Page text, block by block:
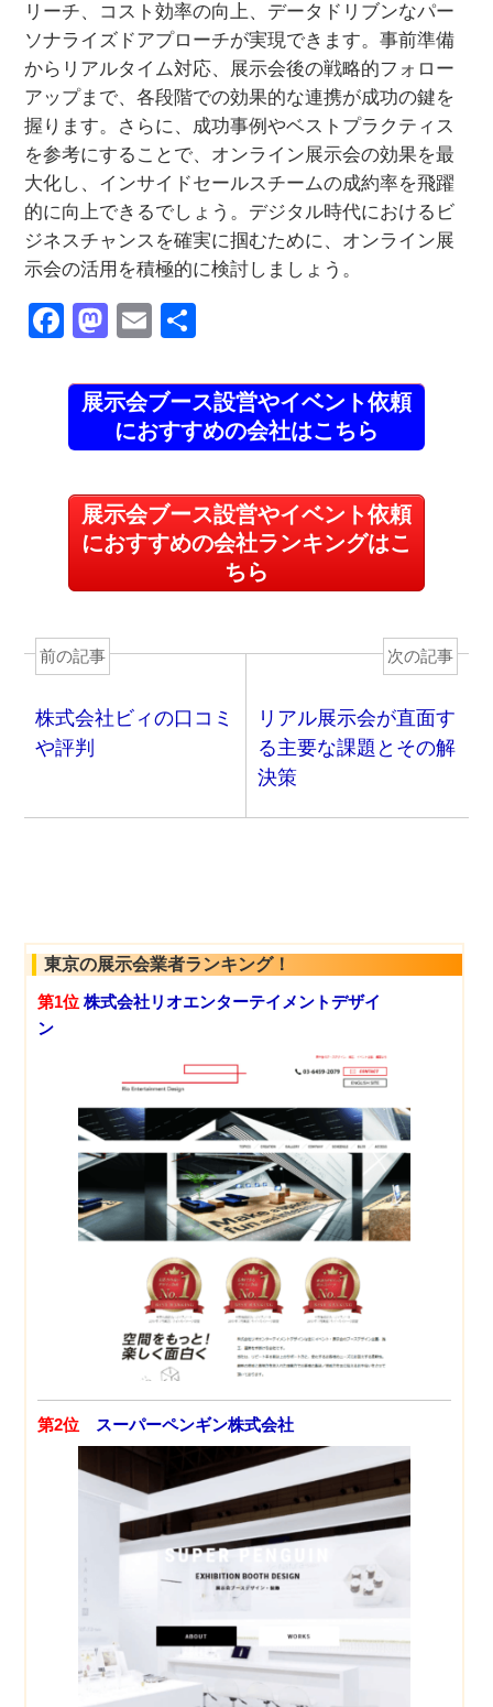
リーチ、コスト効率の向上、データドリブンなパー
ソナライズドアプローチが実現できます。事前準備
からリアルタイム対応、展示会後の戦略的フォロー
アップまで、各段階での効果的な連携が成功の鍵を
握ります。さらに、成功事例やベストプラクティス
を参考にすることで、オンライン展示会の効果を最
大化し、インサイドセールスチームの成約率を飛躍
的に向上できるでしょう。デジタル時代におけるビ
ジネスチャンスを確実に掴むために、オンライン展
示会の活用を積極的に検討しましょう。
F
c
b
o
o
M
st
o
d
o
n
E
ail
展示会ブース設営やイベント依頼
におすすめの会社はこちら
展示会ブース設営やイベント依頼
におすすめの会社ランキングはこ
ちら
前の記事
株式会社ビィの口コミ
や評判
次の記事
リアル展示会が直面す
る主要な課題とその解
決策
東京の展示会業者ランキング！
第1位 株式会社リオエンターテイメントデザイ
ン
第2位 スーパーペンギン株式会社